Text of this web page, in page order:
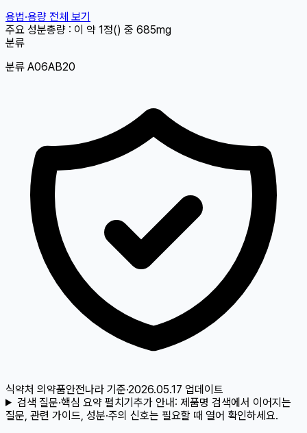
용법·용량 전체 보기
주요 성분총량 : 이 약 1정() 중 685mg
분류
분류 A06AB20
식약처 의약품안전나라 기준·2026.05.17 업데이트
검색 질문·핵심 요약 펼치기추가 안내: 제품명 검색에서 이어지는
질문, 관련 가이드, 성분·주의 신호는 필요할 때 열어 확인하세요.